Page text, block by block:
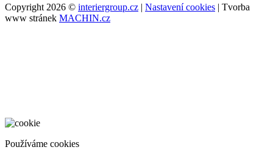
Copyright 2026 © interiergroup.cz | Nastavení cookies | Tvorba
www stránek MACHIN.cz
Používáme cookies